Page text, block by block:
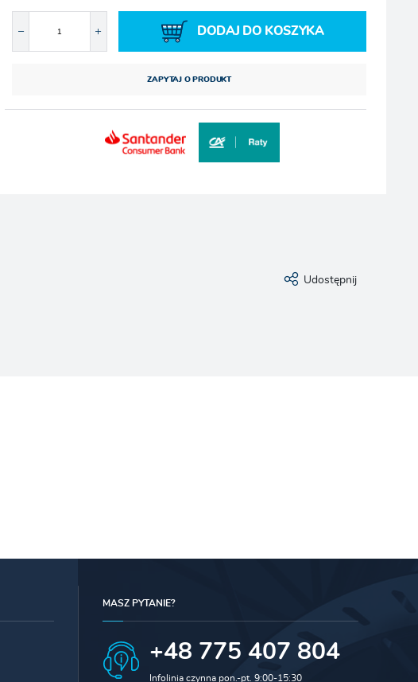
DODAJ DO KOSZYKA
ZAPYTAJ O PRODUKT
Udostępnij
MASZ PYTANIE?
+48 775 407 804
Infolinia czynna pon.-pt. 9:00-15:30